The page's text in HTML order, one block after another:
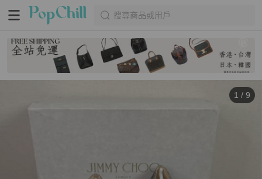
搜尋商品或用戶
1 / 9